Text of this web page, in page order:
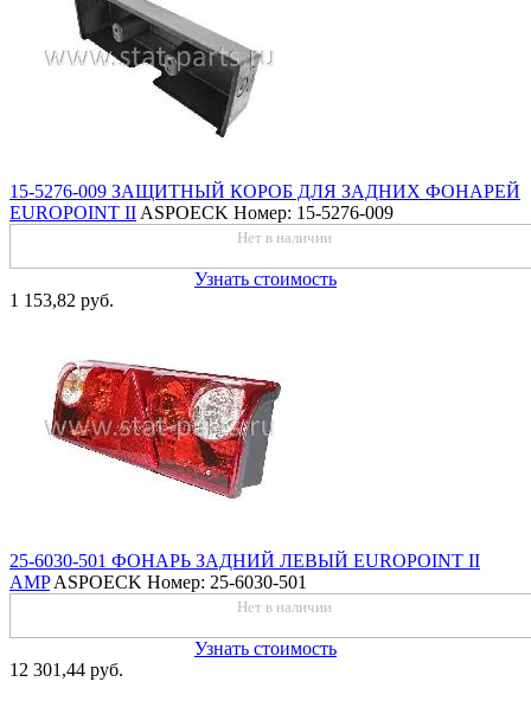
15-5276-009 ЗАЩИТНЫЙ КОРОБ ДЛЯ ЗАДНИХ ФОНАРЕЙ
EUROPOINT II ASPOECK Номер: 15-5276-009
Нет в наличии
Узнать стоимость
1 153,82 руб.
25-6030-501 ФОНАРЬ ЗАДНИЙ ЛЕВЫЙ EUROPOINT II
AMP ASPOECK Номер: 25-6030-501
Нет в наличии
Узнать стоимость
12 301,44 руб.